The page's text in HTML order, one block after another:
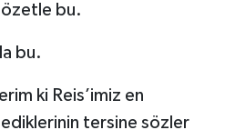
özetle bu.
bu.
ki Reis’imiz en
tersine sözler